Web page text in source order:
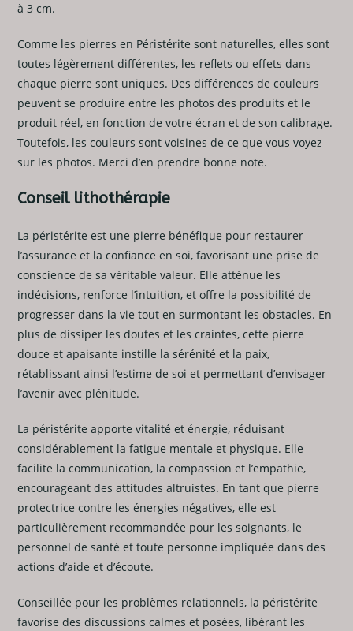
à 3 cm.
Comme les pierres en Péristérite sont naturelles, elles sont
toutes légèrement différentes, les reflets ou effets dans
chaque pierre sont uniques. Des différences de couleurs
peuvent se produire entre les photos des produits et le
produit réel, en fonction de votre écran et de son calibrage.
Toutefois, les couleurs sont voisines de ce que vous voyez
sur les photos. Merci d’en prendre bonne note.
Conseil lithothérapie
La péristérite est une pierre bénéfique pour restaurer
l’assurance et la confiance en soi, favorisant une prise de
conscience de sa véritable valeur. Elle atténue les
indécisions, renforce l’intuition, et offre la possibilité de
progresser dans la vie tout en surmontant les obstacles. En
plus de dissiper les doutes et les craintes, cette pierre
douce et apaisante instille la sérénité et la paix,
rétablissant ainsi l’estime de soi et permettant d’envisager
l’avenir avec plénitude.
La péristérite apporte vitalité et énergie, réduisant
considérablement la fatigue mentale et physique. Elle
facilite la communication, la compassion et l’empathie,
encourageant des attitudes altruistes. En tant que pierre
protectrice contre les énergies négatives, elle est
particulièrement recommandée pour les soignants, le
personnel de santé et toute personne impliquée dans des
actions d’aide et d’écoute.
Conseillée pour les problèmes relationnels, la péristérite
favorise des discussions calmes et posées, libérant les